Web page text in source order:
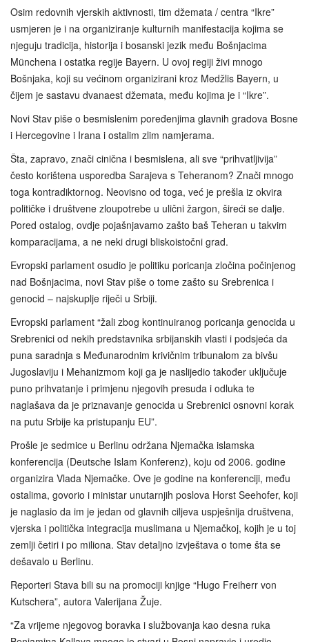
Osim redovnih vjerskih aktivnosti, tim džemata / centra “Ikre”
usmjeren je i na organiziranje kulturnih manifestacija kojima se
njeguju tradicija, historija i bosanski jezik među Bošnjacima
Münchena i ostatka regije Bayern. U ovoj regiji živi mnogo
Bošnjaka, koji su većinom organizirani kroz Medžlis Bayern, u
čijem je sastavu dvanaest džemata, među kojima je i “Ikre”.
Novi Stav piše o besmislenim poređenjima glavnih gradova Bosne
i Hercegovine i Irana i ostalim zlim namjerama.
Šta, zapravo, znači cinična i besmislena, ali sve “prihvatljivija”
često korištena usporedba Sarajeva s Teheranom? Znači mnogo
toga kontradiktornog. Neovisno od toga, već je prešla iz okvira
političke i društvene zloupotrebe u ulični žargon, šireći se dalje.
Pored ostalog, ovdje pojašnjavamo zašto baš Teheran u takvim
komparacijama, a ne neki drugi bliskoistočni grad.
Evropski parlament osudio je politiku poricanja zločina počinjenog
nad Bošnjacima, novi Stav piše o tome zašto su Srebrenica i
genocid – najskuplje riječi u Srbiji.
Evropski parlament “žali zbog kontinuiranog poricanja genocida u
Srebrenici od nekih predstavnika srbijanskih vlasti i podsjeća da
puna saradnja s Međunarodnim krivičnim tribunalom za bivšu
Jugoslaviju i Mehanizmom koji ga je naslijedio također uključuje
puno prihvatanje i primjenu njegovih presuda i odluka te
naglašava da je priznavanje genocida u Srebrenici osnovni korak
na putu Srbije ka pristupanju EU”.
Prošle je sedmice u Berlinu održana Njemačka islamska
konferencija (Deutsche Islam Konferenz), koju od 2006. godine
organizira Vlada Njemačke. Ove je godine na konferenciji, među
ostalima, govorio i ministar unutarnjih poslova Horst Seehofer, koji
je naglasio da im je jedan od glavnih ciljeva uspješnija društvena,
vjerska i politička integracija muslimana u Njemačkoj, kojih je u toj
zemlji četiri i po miliona. Stav detaljno izvještava o tome šta se
dešavalo u Berlinu.
Reporteri Stava bili su na promociji knjige “Hugo Freiherr von
Kutschera”, autora Valerijana Žuje.
“Za vrijeme njegovog boravka i službovanja kao desna ruka